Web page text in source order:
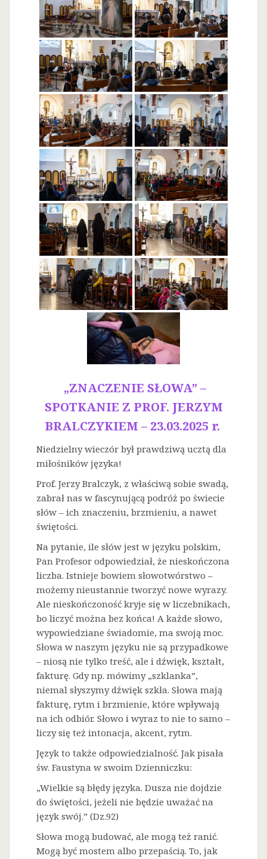
„ZNACZENIE SŁOWA” –
SPOTKANIE Z PROF. JERZYM
BRALCZYKIEM – 23.03.2025 r.
Niedzielny wieczór był prawdziwą ucztą dla
miłośników języka!
Prof. Jerzy Bralczyk, z właściwą sobie swadą,
zabrał nas w fascynującą podróż po świecie
słów – ich znaczeniu, brzmieniu, a nawet
świętości.
Na pytanie, ile słów jest w języku polskim,
Pan Profesor odpowiedział, że nieskończona
liczba. Istnieje bowiem słowotwórstwo –
możemy nieustannie tworzyć nowe wyrazy.
Ale nieskończoność kryje się w liczebnikach,
bo liczyć można bez końca! A każde słowo,
wypowiedziane świadomie, ma swoją moc.
Słowa w naszym języku nie są przypadkowe
– niosą nie tylko treść, ale i dźwięk, kształt,
fakturę. Gdy np. mówimy „szklanka”,
niemal słyszymy dźwięk szkła. Słowa mają
fakturę, rytm i brzmienie, które wpływają
na ich odbiór. Słowo i wyraz to nie to samo –
liczy się też intonacja, akcent, rytm.
Język to także odpowiedzialność. Jak pisała
św. Faustyna w swoim Dzienniczku:
„Wielkie są błędy języka. Dusza nie dojdzie
do świętości, jeżeli nie będzie uważać na
język swój.” (Dz.92)
Słowa mogą budować, ale mogą też ranić.
Mogą być mostem albo przepaścią. To, jak